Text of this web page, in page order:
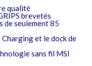
qualité
brevetés
de seulement 85
et le dock de
sans fil MSI